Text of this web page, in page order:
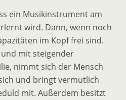
ein Musikinstrument am
wird. Dann, wenn noch
im Kopf frei sind.
mit steigender
nimmt sich der Mensch
und bringt vermutlich
mit. Außerdem besitzt